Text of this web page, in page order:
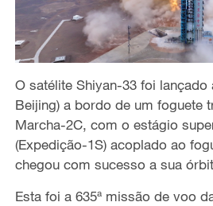
O satélite Shiyan-33 foi lançado
Beijing) a bordo de um foguete
Marcha-2C, com o estágio
(Expedição-1S) acoplado ao
chegou com sucesso a sua
Esta foi a 635ª missão de voo